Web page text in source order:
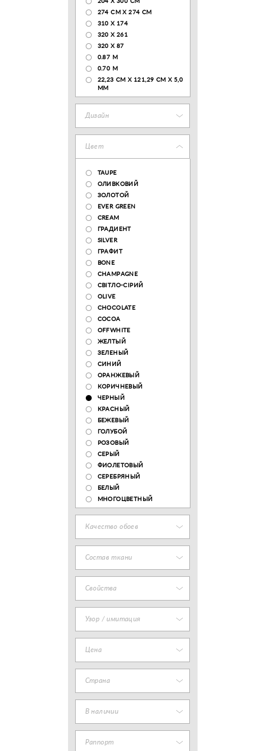
204 Х 300 СМ
274 СМ Х 274 СМ
310 X 174
320 X 261
320 X 87
0.87 M
0.70 M
22,23 CM X 121,29 CM X 5,0
MM
Дизайн
Цвет
TAUPE
ОЛИВКОВИЙ
ЗОЛОТОЙ
EVER GREEN
CREAM
ГРАДИЕНТ
SILVER
ГРАФИТ
BONE
CHAMPAGNE
СВІТЛО-СІРИЙ
OLIVE
CHOCOLATE
COCOA
OFFWHITE
ЖЕЛТЫЙ
ЗЕЛЕНЫЙ
СИНИЙ
ОРАНЖЕВЫЙ
КОРИЧНЕВЫЙ
ЧЕРНЫЙ
КРАСНЫЙ
БЕЖЕВЫЙ
ГОЛУБОЙ
РОЗОВЫЙ
СЕРЫЙ
ФИОЛЕТОВЫЙ
СЕРЕБРЯНЫЙ
БЕЛЫЙ
МНОГОЦВЕТНЫЙ
Качество обоев
Состав ткани
Свойства
Узор / имитация
Цена
Страна
В наличии
Раппорт